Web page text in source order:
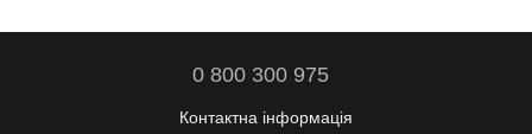
0 800 300 975
Контактна інформація